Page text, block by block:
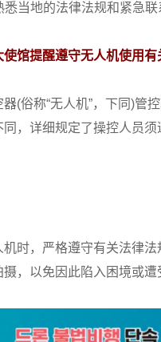
地的法律法规和紧急联
馆提醒遵守无人机使用有
称“无人机”，下同)管
，详细规定了操控人员
，严格遵守有关法律法
，以免因此陷入困境或遭